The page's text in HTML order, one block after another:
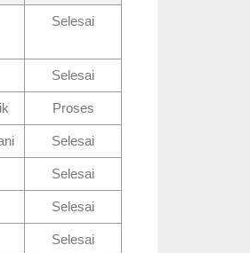
Selesai
Selesai
Proses
Selesai
Selesai
Selesai
Selesai